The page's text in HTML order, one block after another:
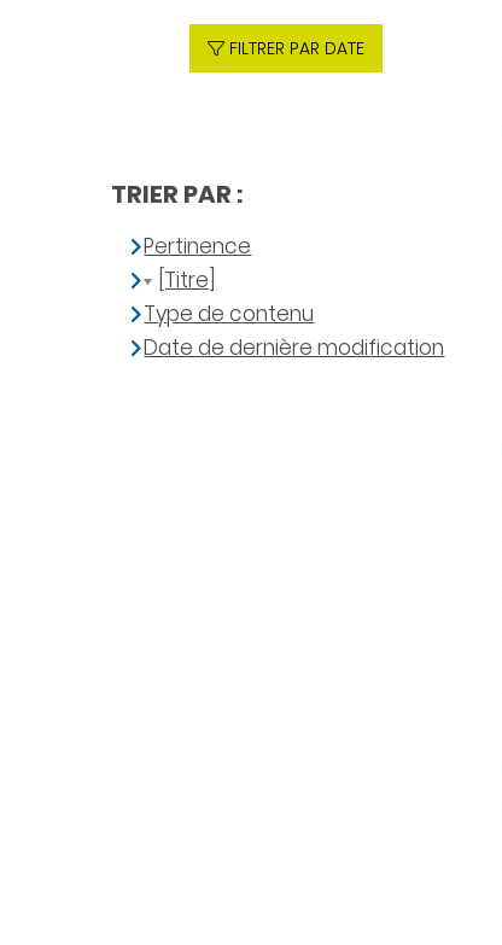
FILTRER PAR DATE
TRIER PAR :
Pertinence
[Titre]
Type de contenu
Date de dernière modification